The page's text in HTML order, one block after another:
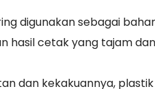
digunakan sebagai
hasil cetak yang tajam
dan kekakuannya,